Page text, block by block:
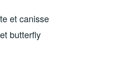
et canisse
butterfly